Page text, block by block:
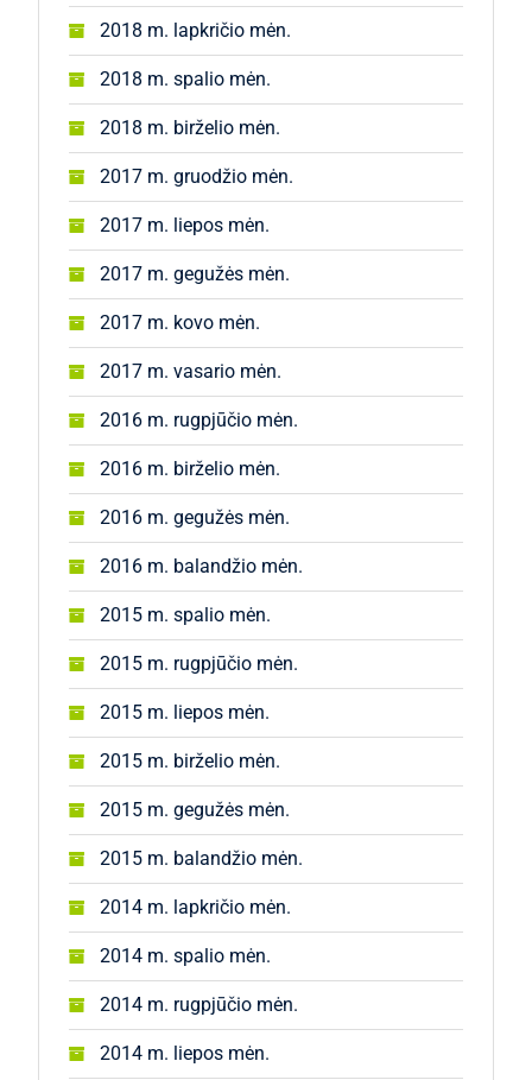
2018 m. lapkričio mėn.
2018 m. spalio mėn.
2018 m. birželio mėn.
2017 m. gruodžio mėn.
2017 m. liepos mėn.
2017 m. gegužės mėn.
2017 m. kovo mėn.
2017 m. vasario mėn.
2016 m. rugpjūčio mėn.
2016 m. birželio mėn.
2016 m. gegužės mėn.
2016 m. balandžio mėn.
2015 m. spalio mėn.
2015 m. rugpjūčio mėn.
2015 m. liepos mėn.
2015 m. birželio mėn.
2015 m. gegužės mėn.
2015 m. balandžio mėn.
2014 m. lapkričio mėn.
2014 m. spalio mėn.
2014 m. rugpjūčio mėn.
2014 m. liepos mėn.